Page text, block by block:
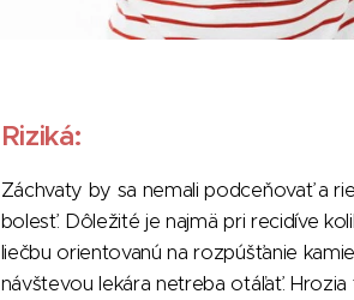
Riziká:
Záchvaty by sa nemali podceňovať a
bolesť. Dôležité je najmä pri recidíve
liečbu orientovanú na rozpúšťanie
návštevou lekára netreba otáľať.